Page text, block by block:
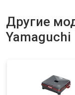
Другие
Yamaguchi